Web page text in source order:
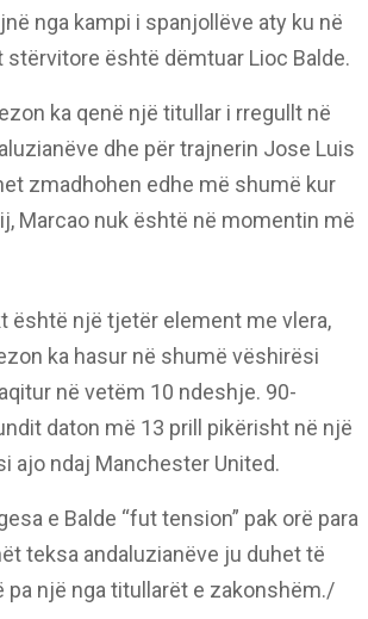
nga kampi i spanjollëve aty ku në
është dëmtuar Lioc Balde.
ka qenë një titullar i rregullt në
dhe për trajnerin Jose Luis
zmadhohen edhe më shumë kur
Marcao nuk është në momentin më
është një tjetër element me vlera,
ka hasur në shumë vëshirësi
në vetëm 10 ndeshje. 90-
daton më 13 prill pikërisht në një
ajo ndaj Manchester United.
e Balde “fut tension” pak orë para
teksa andaluzianëve ju duhet të
pa një nga titullarët e zakonshëm./